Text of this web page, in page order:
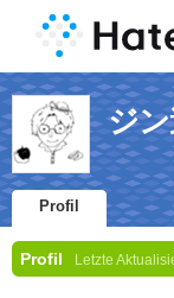
ジン
Profil
Profil Letzte